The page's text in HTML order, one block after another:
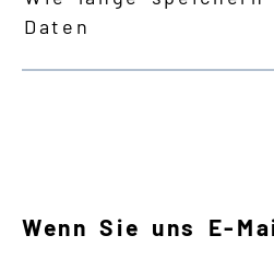
Daten
Wenn Sie uns E-